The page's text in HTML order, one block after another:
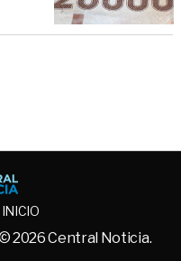
INICIO
© 2026 Central Noticia.